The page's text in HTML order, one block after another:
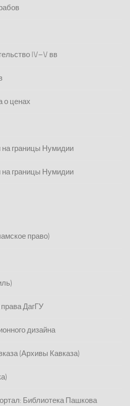
IV–V вв
о ценах
на границы Нумидии
на границы Нумидии
право)
ДагГУ
дизайна
(Архивы Кавказа)
Библиотека Пашкова